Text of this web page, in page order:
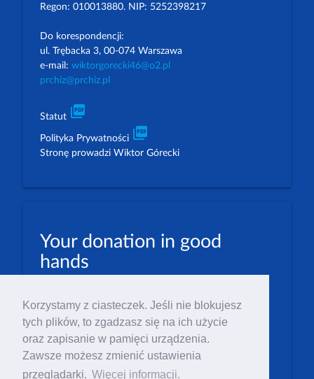
Korzystamy z ciasteczek. Jeśli nie blokujesz
tych plików, to zgadzasz się na ich użycie
oraz zapisanie w pamięci urządzenia.
Zawsze możesz zmienić ustawienia
przeglądarki. Więcej informacji.
Regon: 010013880. NIP: 5252398217
Do korespondencji:
ul. Trębacka 3, 00-074 Warszawa
e-mail: wiktorgorecki46@o2.pl
prchiz@prchiz.pl
Statut picture_as_pdf
Polityka Prywatności picture_as_pdf
Stronę prowadzi Wiktor Górecki
Your donation in good
hands
EUR: 23 1600 1462 1884 8633 6000 0004
Numer IBAN: PL23 1 600 1462 1884 8633 6000
0004
Numer BIC/SWIFT: PPABPLPK